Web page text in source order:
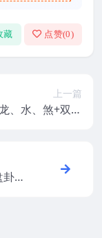
藏 点赞(0)
上一篇
、水、煞+双山
卦